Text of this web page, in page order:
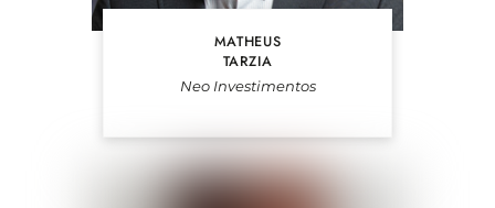
MATHEUS
TARZIA
Neo Investimentos